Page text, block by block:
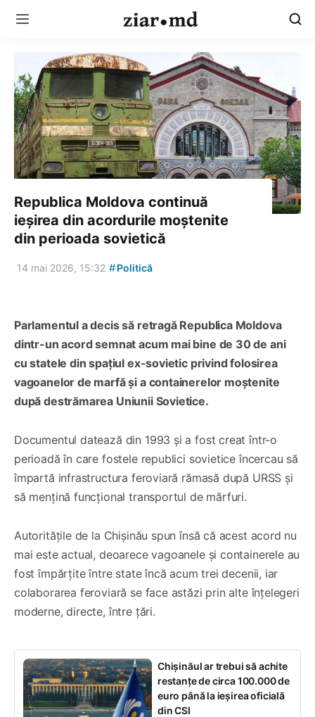
Republica Moldova continuă
ieșirea din acordurile moștenite
din perioada sovietică
14 mai 2026, 15:32 #Politică
Parlamentul a decis să retragă Republica Moldova
dintr-un acord semnat acum mai bine de 30 de ani
cu statele din spațiul ex-sovietic privind folosirea
vagoanelor de marfă și a containerelor moștenite
după destrămarea Uniunii Sovietice.
Documentul datează din 1993 și a fost creat într-o
perioadă în care fostele republici sovietice încercau să
împartă infrastructura feroviară rămasă după URSS și
să mențină funcțional transportul de mărfuri.
Autoritățile de la Chișinău spun însă că acest acord nu
mai este actual, deoarece vagoanele și containerele au
fost împărțite între state încă acum trei decenii, iar
colaborarea feroviară se face astăzi prin alte înțelegeri
moderne, directe, între țări.
Chișinăul ar trebui să achite
restanțe de circa 100.000 de
euro până la ieșirea oficială
din CSI